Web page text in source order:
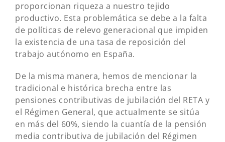
proporcionan riqueza a nuestro tejido
productivo. Esta problemática se debe a la falta
de políticas de relevo generacional que impiden
la existencia de una tasa de reposición del
trabajo autónomo en España.
De la misma manera, hemos de mencionar la
tradicional e histórica brecha entre las
pensiones contributivas de jubilación del RETA y
el Régimen General, que actualmente se sitúa
en más del 60%, siendo la cuantía de la pensión
media contributiva de jubilación del Régimen